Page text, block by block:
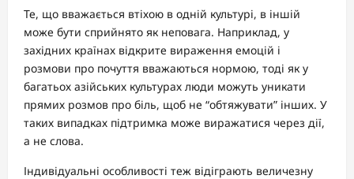
Те, що вважається втіхою в одній культурі, в іншій
може бути сприйнято як неповага. Наприклад, у
західних країнах відкрите вираження емоцій і
розмови про почуття вважаються нормою, тоді як у
багатьох азійських культурах люди можуть уникати
прямих розмов про біль, щоб не “обтяжувати” інших. У
таких випадках підтримка може виражатися через дії,
а не слова.
Індивідуальні особливості теж відіграють величезну